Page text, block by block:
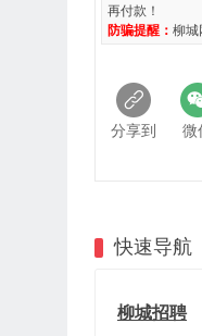
再付款！
防骗提醒： 柳城
分享到 微
快速导航
柳城招聘